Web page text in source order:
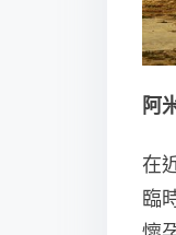
阿
在
臨